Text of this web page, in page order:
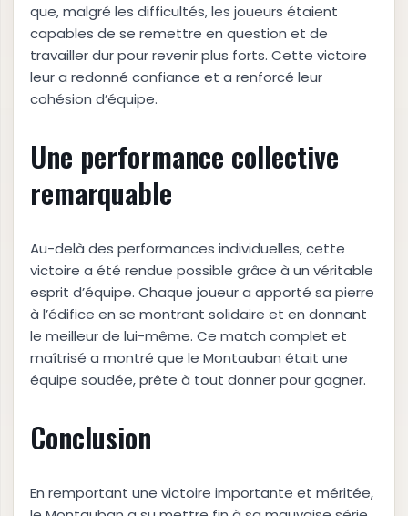
que, malgré les difficultés, les joueurs étaient
capables de se remettre en question et de
travailler dur pour revenir plus forts. Cette victoire
leur a redonné confiance et a renforcé leur
cohésion d’équipe.
Une performance collective
remarquable
Au-delà des performances individuelles, cette
victoire a été rendue possible grâce à un véritable
esprit d’équipe. Chaque joueur a apporté sa pierre
à l’édifice en se montrant solidaire et en donnant
le meilleur de lui-même. Ce match complet et
maîtrisé a montré que le Montauban était une
équipe soudée, prête à tout donner pour gagner.
Conclusion
En remportant une victoire importante et méritée,